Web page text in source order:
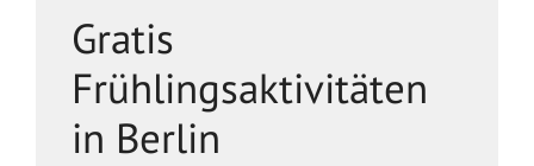
Gratis
Frühlingsaktivitäten
in Berlin